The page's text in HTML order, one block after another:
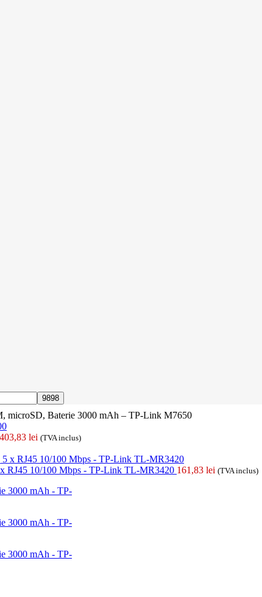
microSD, Baterie 3000 mAh – TP-Link M7650
403,83 lei (TVA inclus)
RJ45 10/100 Mbps - TP-Link TL-MR3420 161,83 lei (TVA inclus)